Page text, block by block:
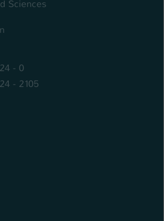
Sciences
- 0
- 2105